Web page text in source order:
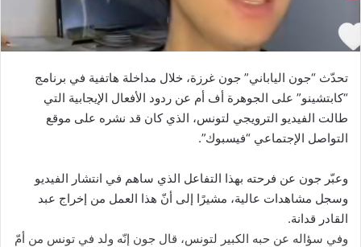
تحدّث “جون الياباني” جون غرزة، خلال مداخلة هاتفية في برنامج
“كابتشينو” على الجوهرة أف أم عن ردود الأفعال الإيجابية التي
طالت الفيديو الترويجي لتونس، الذي كان قد نشره على موقع
التواصل الإجتماعي “فيسبوك”.
وعبّر جون عن فرحته بهذا التفاعل الذي ساهم في انتشار الفيديو
وسجل مشاهدات عالية، مشيرًا إلى أنّ هذا العمل من إخراج عبد
القادر قدانة.
وفي سؤاله عن حبه الكبير لتونس، قال جون إنّه ولد في تونس من أمّ